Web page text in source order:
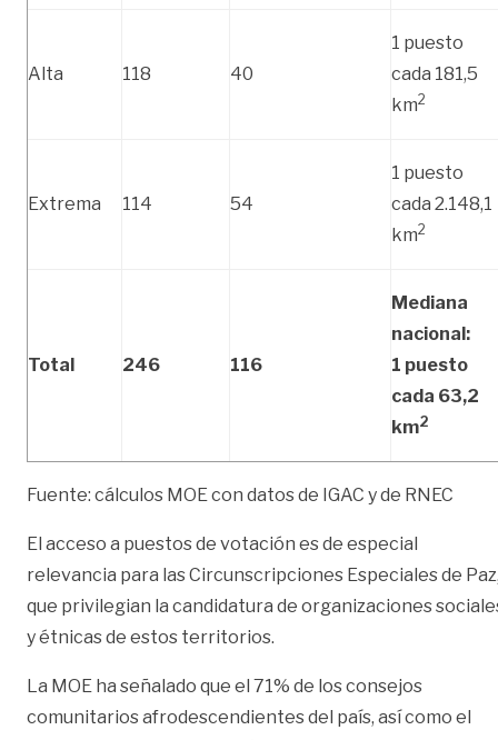
Alta 118 40
1 puesto
cada 181,5
km2
Extrema 114 54
1 puesto
cada 2.148,1
km2
Total 246 116
Mediana
nacional:
1 puesto
cada 63,2
km2
Fuente: cálculos MOE con datos de IGAC y de RNEC
El acceso a puestos de votación es de especial
relevancia para las Circunscripciones Especiales de
que privilegian la candidatura de organizaciones
y étnicas de estos territorios.
La MOE ha señalado que el 71% de los consejos
comunitarios afrodescendientes del país, así como el